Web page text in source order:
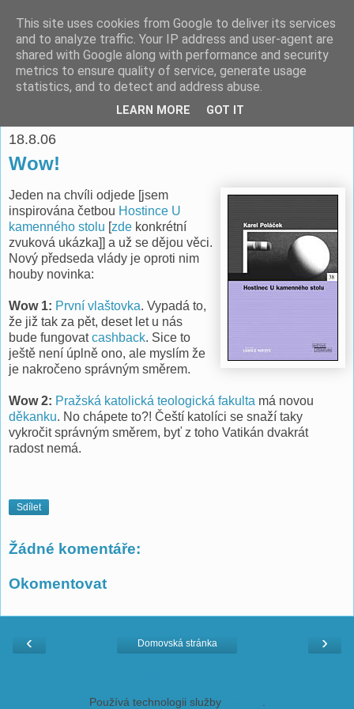
espoo
Pomáhat lidem je o to víc potěšující, když je to ve vlastním
zájmu. -- Richard Fish
18.8.06
Wow!
Jeden na chvíli odjede [jsem
inspirována četbou Hostince U
kamenného stolu [zde konkrétní
zvuková ukázka]] a už se dějou věci.
Nový předseda vlády je oproti nim
houby novinka:
Wow 1: První vlaštovka. Vypadá to,
že již tak za pět, deset let u nás
bude fungovatcashback. Sice to
ještě není úplně ono, ale myslím že
je nakročeno správným směrem.
Wow 2: Pražská katolická teologická fakulta má novou
děkanku. No chápete to?! Čeští katolíci se snaží taky
vykročit správným směrem, byť z toho Vatikán dvakrát
radost nemá.
Sdílet
Žádné komentáře:
Okomentovat
‹ ›
Domovská stránka
Používá technologii služby .
This site uses cookies from Google to deliver its services
and to analyze traffic. Your IP address and user-agent are
shared with Google along with performance and security
metrics to ensure quality of service, generate usage
statistics, and to detect and address abuse.
LEARN MORE GOT IT